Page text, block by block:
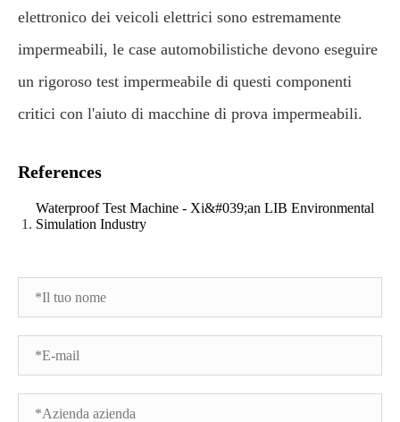
elettronico dei veicoli elettrici sono estremamente
impermeabili, le case automobilistiche devono eseguire
un rigoroso test impermeabile di questi componenti
critici con l'aiuto di macchine di prova impermeabili.
References
Waterproof Test Machine - Xi&#039;an LIB Environmental
Simulation Industry